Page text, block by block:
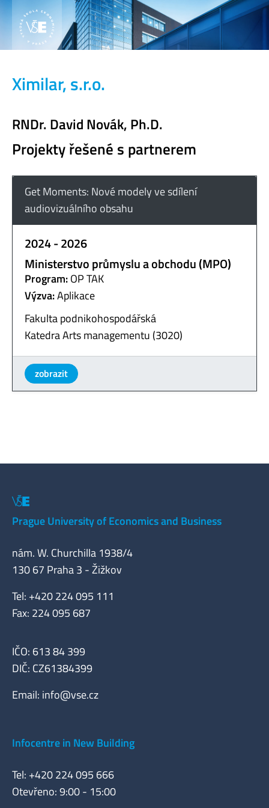
Ximilar, s.r.o.
RNDr. David Novák, Ph.D.
Projekty řešené s partnerem
Get Moments: Nové modely ve sdílení
audiovizuálního obsahu
2024 - 2026
Ministerstvo průmyslu a obchodu (MPO)
Program:OP TAK
Výzva:Aplikace
Fakulta podnikohospodářská
Katedra Arts managementu (3020)
zobrazit
Prague University of Economics and Business
nám. W. Churchilla 1938/4
130 67 Praha 3 - Žižkov
Tel: +420 224 095 111
Fax: 224 095 687
IČO: 613 84 399
DIČ: CZ61384399
Email: info@vse.cz
Infocentre in New Building
Tel: +420 224 095 666
Otevřeno: 9:00 - 15:00